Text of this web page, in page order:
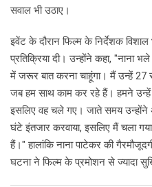
सवाल भी उठाए।
इवेंट के दौरान फिल्म के निर्देशक
प्रतिक्रिया दी। उन्होंने कहा, "नाना
में जरूर बात करना चाहूंगा। मैं उन्हें 27
जब हम साथ काम कर रहे हैं। हमने
इसलिए वह चले गए। जाते समय
घंटे इंतजार करवाया, इसलिए मैं चला
हैं।" हालांकि नाना पाटेकर की
घटना ने फिल्म के प्रमोशन से ज्यादा